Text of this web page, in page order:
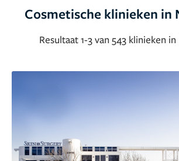
Cosmetische klinieken in
Resultaat 1-3 van 543 klinieken